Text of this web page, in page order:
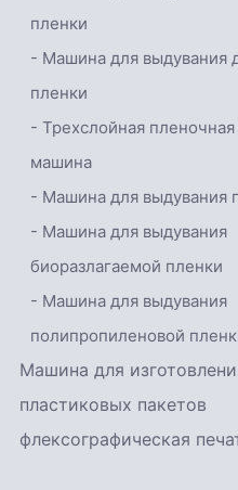
пленки
- Машина для выдувания
пленки
- Трехслойная
машина
- Машина для выдувания
- Машина для выдувания
биоразлагаемой пленки
- Машина для выдувания
полипропиленовой
Машина для
пластиковых пакетов
флексографическая